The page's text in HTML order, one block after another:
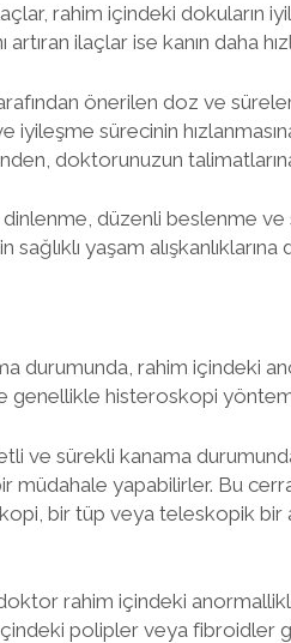
rahim içindeki dokuların
artıran ilaçlar ise kanın daha
önerilen doz ve
iyileşme sürecinin
doktorunuzun talimatlarına
dinlenme, düzenli beslenme ve
yaşam
durumunda, rahim içindeki
genellikle histeroskopi
ve sürekli kanama
müdahale yapabilirler. Bu
bir tüp veya teleskopik bir
doktor rahim içindeki
polipler veya fibroidler